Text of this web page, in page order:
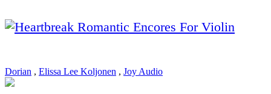
Dorian , Elissa Lee Koljonen , Joy Audio